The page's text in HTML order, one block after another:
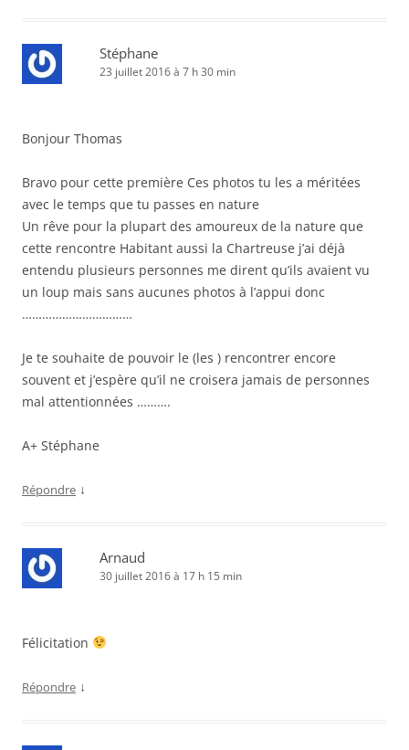
Stéphane
23 juillet 2016 à 7 h 30 min
Bonjour Thomas
Bravo pour cette première Ces photos tu les a méritées
avec le temps que tu passes en nature
Un rêve pour la plupart des amoureux de la nature que
cette rencontre Habitant aussi la Chartreuse j’ai déjà
entendu plusieurs personnes me dirent qu’ils avaient vu
un loup mais sans aucunes photos à l’appui donc
……………………………
Je te souhaite de pouvoir le (les ) rencontrer encore
souvent et j’espère qu’il ne croisera jamais de personnes
mal attentionnées ……….
A+ Stéphane
Répondre ↓
Arnaud
30 juillet 2016 à 17 h 15 min
Félicitation
Répondre ↓